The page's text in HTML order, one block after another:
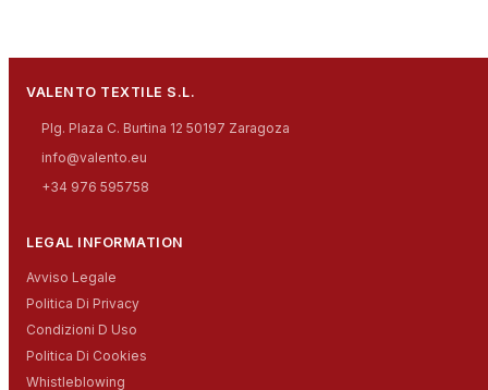
VALENTO TEXTILE S.L.
Plg. Plaza C. Burtina 12 50197 Zaragoza
info@valento.eu
+34 976 595758
LEGAL INFORMATION
Avviso Legale
Politica Di Privacy
Condizioni D Uso
Politica Di Cookies
Whistleblowing